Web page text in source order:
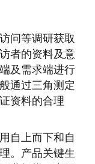
问等调研获取
者的资料及意
及需求端进行
通过三角测定
资料的合理
自上而下和自
。产品关键生